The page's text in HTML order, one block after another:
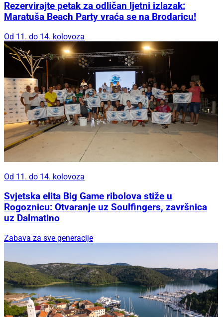
Rezervirajte petak za odličan ljetni izlazak:
Maratuša Beach Party vraća se na Brodaricu!
Od 11. do 14. kolovoza
Od 11. do 14. kolovoza
Svjetska elita Big Game ribolova stiže u
Rogoznicu: Otvaranje uz Soulfingers, završnica
uz Dalmatino
Zabava za sve generacije